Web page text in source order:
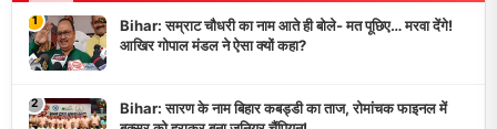
1
Bihar: सम्राट चौधरी का नाम आते ही बोले- मत पूछिए… मरवा देंगे!
आखिर गोपाल मंडल ने ऐसा क्यों कहा?
2
Bihar: सारण के नाम बिहार कबड्डी का ताज, रोमांचक फाइनल में